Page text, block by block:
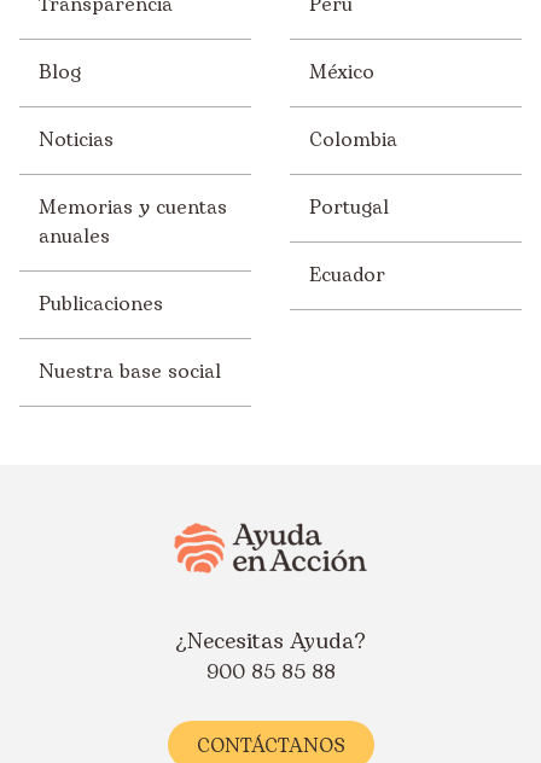
Blog
Noticias
Memorias y cuentas
anuales
Publicaciones
Nuestra base social
México
Colombia
Portugal
Ecuador
¿Necesitas Ayuda?
900 85 85 88
CONTÁCTANOS